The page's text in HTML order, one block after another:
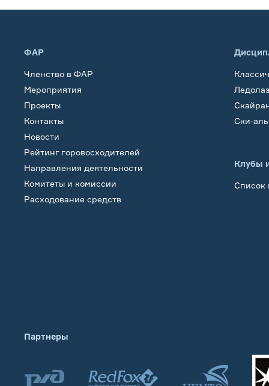
ФАР
Членство в ФАР
Мероприятия
Проекты
Контакты
Новости
Рейтинг горовосходителей
Направления деятельности
Комитеты и комиссии
Расходование средств
Ски-
Клубы
Список
Партнеры